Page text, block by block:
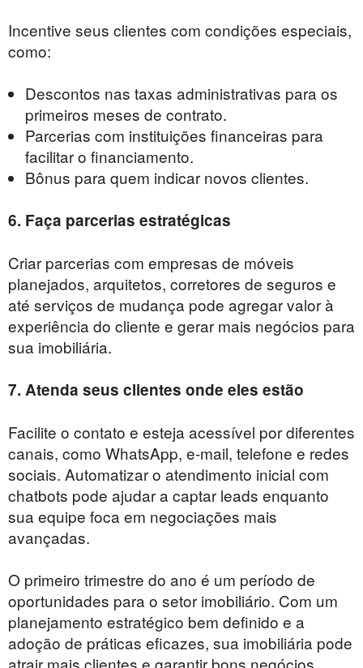
Incentive seus clientes com condições especiais,
como:
Descontos nas taxas administrativas para os
primeiros meses de contrato.
Parcerias com instituições financeiras para
facilitar o financiamento.
Bônus para quem indicar novos clientes.
6. Faça parcerias estratégicas
Criar parcerias com empresas de móveis
planejados, arquitetos, corretores de seguros e
até serviços de mudança pode agregar valor à
experiência do cliente e gerar mais negócios para
sua imobiliária.
7. Atenda seus clientes onde eles estão
Facilite o contato e esteja acessível por diferentes
canais, como WhatsApp, e-mail, telefone e redes
sociais. Automatizar o atendimento inicial com
chatbots pode ajudar a captar leads enquanto
sua equipe foca em negociações mais
avançadas.
O primeiro trimestre do ano é um período de
oportunidades para o setor imobiliário. Com um
planejamento estratégico bem definido e a
adoção de práticas eficazes, sua imobiliária pode